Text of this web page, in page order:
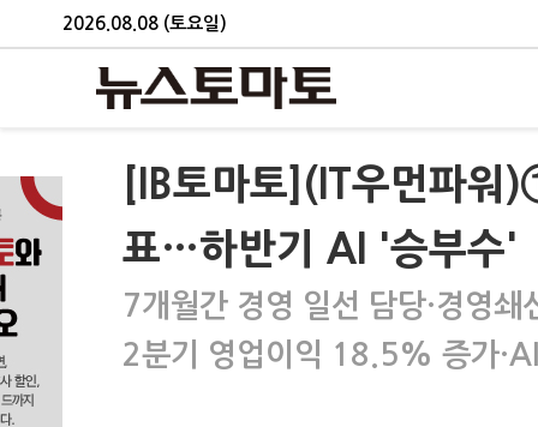
2026.08.08 (토요일)
[IB토마토](IT우먼파워
표…하반기 AI '승부수'
7개월간 경영 일선 담당·경영쇄
2분기 영업이익 18.5% 증가